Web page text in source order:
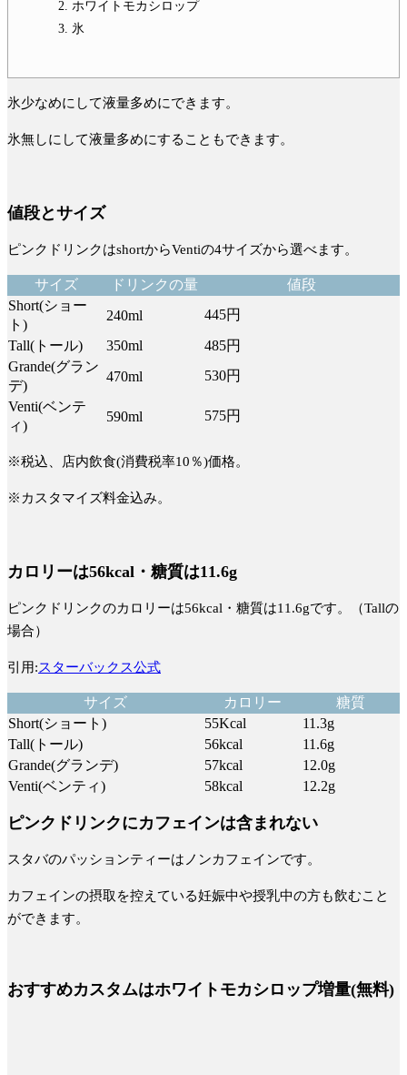
ホワイトモカシロップ
氷
氷少なめにして液量多めにできます。
氷無しにして液量多めにすることもできます。
値段とサイズ
ピンクドリンクはshortからVentiの4サイズから選べます。
サイズ ドリンクの量
値段
Short(ショー
ト)
240ml
445円
Tall(トール)
350ml
485円
Grande(グラン
デ)
470ml
530円
Venti(ベンテ
ィ)
590ml 575円
※税込、店内飲食(消費税率10％)価格。
※カスタマイズ料金込み。
カロリーは56kcal・糖質は11.6g
ピンクドリンクのカロリーは56kcal・糖質は11.6gです。（Tallの
場合）
引用:スターバックス公式
サイズ カロリー
糖質
Short(ショート)
55Kcal
11.3g
Tall(トール)
56kcal
11.6g
Grande(グランデ)
57kcal
12.0g
Venti(ベンティ)
58kcal 12.2g
ピンクドリンクにカフェインは含まれない
スタバのパッションティーはノンカフェインです。
カフェインの摂取を控えている妊娠中や授乳中の方も飲むこと
ができます。
おすすめカスタムはホワイトモカシロップ増量(無料)